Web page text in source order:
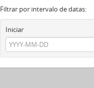
Filtrar por intervalo de datas:
Iniciar